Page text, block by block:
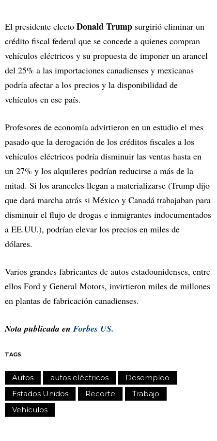
El presidente electo Donald Trump surgirió eliminar un
crédito fiscal federal que se concede a quienes compran
vehículos eléctricos y su propuesta de imponer un arancel
del 25% a las importaciones canadienses y mexicanas
podría afectar a los precios y la disponibilidad de
vehículos en ese país.
Profesores de economía advirtieron en un estudio el mes
pasado que la derogación de los créditos fiscales a los
vehículos eléctricos podría disminuir las ventas hasta en
un 27% y los alquileres podrían reducirse a más de la
mitad. Si los aranceles llegan a materializarse (Trump dijo
que dará marcha atrás si México y Canadá trabajaban para
disminuir el flujo de drogas e inmigrantes indocumentados
a EE.UU.), podrían elevar los precios en miles de
dólares.
Varios grandes fabricantes de autos estadounidenses, entre
ellos Ford y General Motors, invirtieron miles de millones
en plantas de fabricación canadienses.
Nota publicada en Forbes US.
TAGS
Autos autos eléctricos
Desempleo
Estados Unidos
Recorte
Trabajo
Vehículos